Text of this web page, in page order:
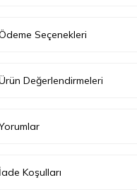
Seçenekleri
Değerlendirmeleri
İade Koşulları